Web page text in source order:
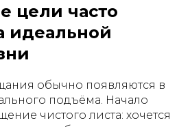
цели часто
идеальной
обычно появляются в
подъёма. Начало
чистого листа: хочется